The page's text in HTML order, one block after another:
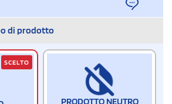
di prodotto
SCELTO
PRODOTTO NEUTRO